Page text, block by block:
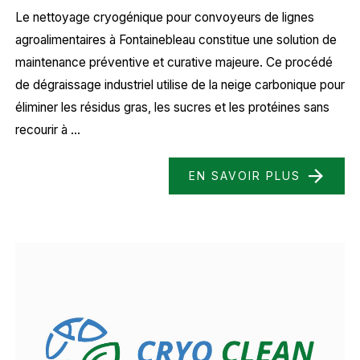
Le nettoyage cryogénique pour convoyeurs de lignes
agroalimentaires à Fontainebleau constitue une solution de
maintenance préventive et curative majeure. Ce procédé
de dégraissage industriel utilise de la neige carbonique pour
éliminer les résidus gras, les sucres et les protéines sans
recourir à ...
EN SAVOIR PLUS